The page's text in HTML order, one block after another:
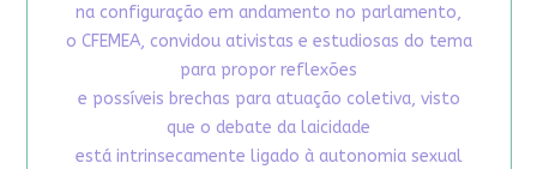
na configuração em andamento no parlamento,
o CFEMEA, convidou ativistas e estudiosas do tema
para propor reflexões
e possíveis brechas para atuação coletiva, visto
que o debate da laicidade
está intrinsecamente ligado à autonomia sexual